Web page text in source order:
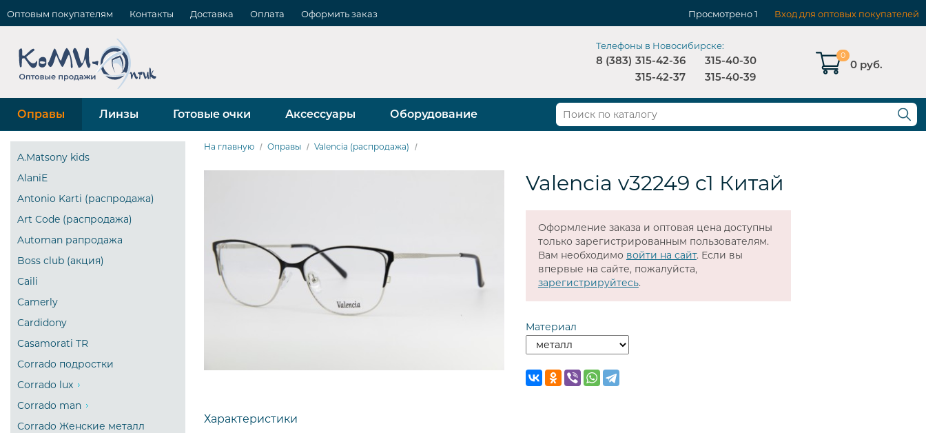
Оптовым покупателям Контакты Доставка Оплата Оформить заказ Просмотрено1 Вход для оптовых покупателей
0
0 руб.
Телефоны в Новосибирске:
8 (383) 315-42-36
315-40-30
315-42-37
315-40-39
Оправы Линзы Готовые очки Аксессуары Оборудование
A.Matsony kids
AlaniE
Antonio Karti (распродажа)
Art Code (распродажа)
Automan рапродажа
Boss club (акция)
Caili
Camerly
Cardidony
Casamorati TR
Corrado подростки
Corrado lux
Corrado man
Corrado Женские металл
На главную Оправы Valencia (распродажа)
Valencia v32249 c1 Китай
Оформление заказа и оптовая цена доступны
только зарегистрированным пользователям.
Вам необходимо войти на сайт. Если вы
впервые на сайте, пожалуйста,
зарегистрируйтесь.
Материал
Характеристики